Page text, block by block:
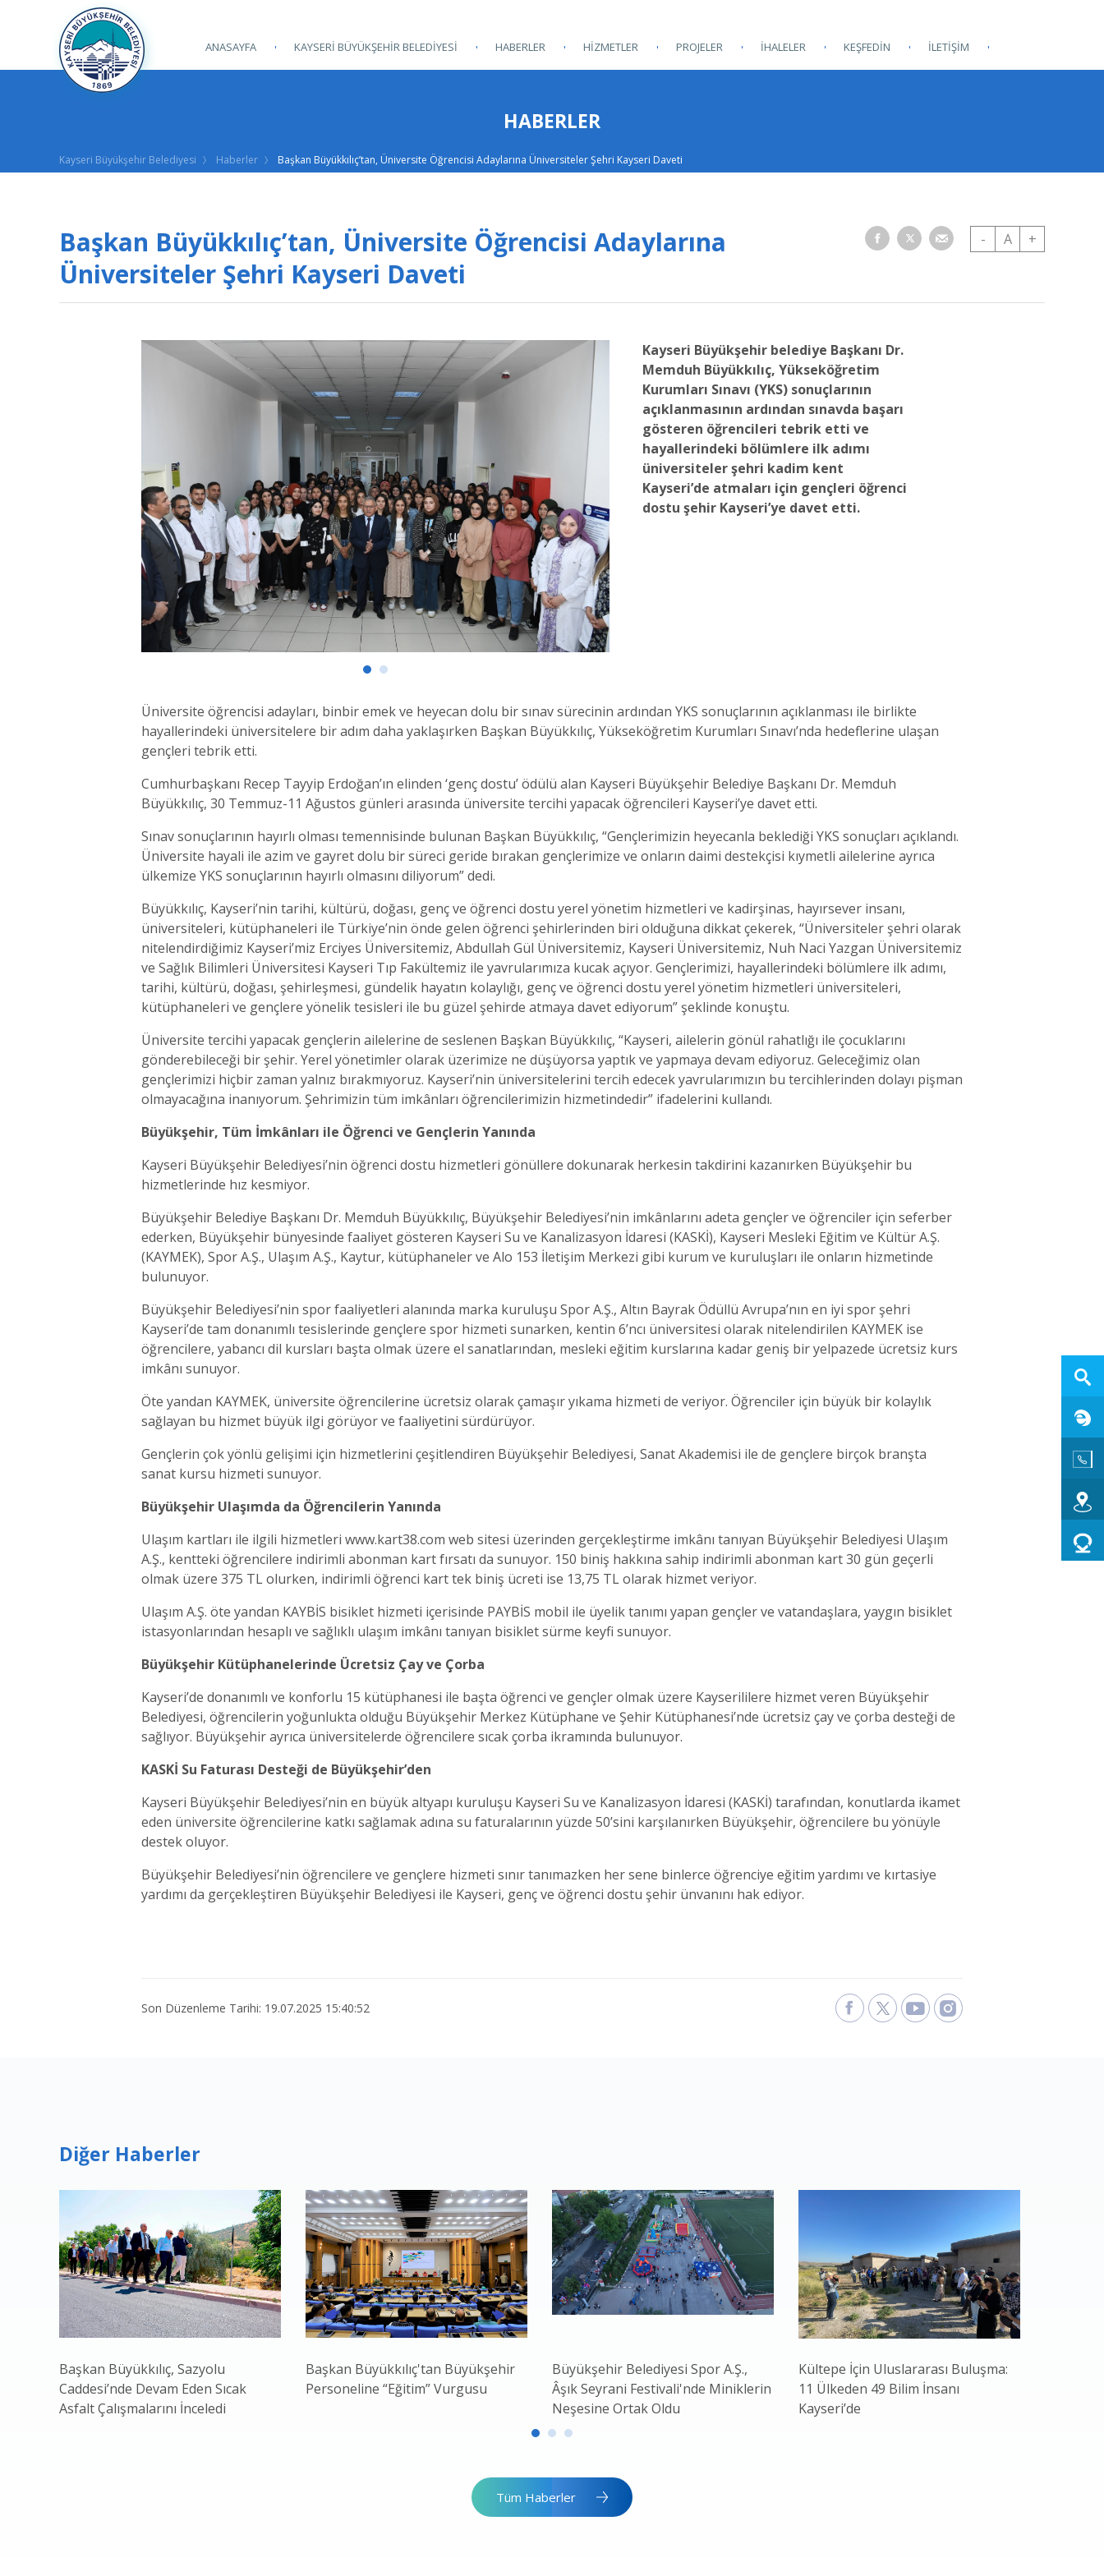
ANASAYFA KAYSERİ BÜYÜKŞEHİR BELEDİYESİ HABERLER HİZMETLER PROJELER İHALELER KEŞFEDİN İLETİŞİM
HABERLER
Kayseri Büyükşehir Belediyesi Haberler Başkan Büyükkılıç’tan, Üniversite Öğrencisi Adaylarına Üniversiteler Şehri Kayseri Daveti
Başkan Büyükkılıç’tan, Üniversite Öğrencisi Adaylarına
Üniversiteler Şehri Kayseri Daveti
- A +
Kayseri Büyükşehir belediye Başkanı Dr.
Memduh Büyükkılıç, Yükseköğretim
Kurumları Sınavı (YKS) sonuçlarının
açıklanmasının ardından sınavda başarı
gösteren öğrencileri tebrik etti ve
hayallerindeki bölümlere ilk adımı
üniversiteler şehri kadim kent
Kayseri’de atmaları için gençleri öğrenci
dostu şehir Kayseri’ye davet etti.
Üniversite öğrencisi adayları, binbir emek ve heyecan dolu bir sınav sürecinin ardından YKS sonuçlarının açıklanması ile birlikte
hayallerindeki üniversitelere bir adım daha yaklaşırken Başkan Büyükkılıç, Yükseköğretim Kurumları Sınavı’nda hedeflerine ulaşan
gençleri tebrik etti.
Cumhurbaşkanı Recep Tayyip Erdoğan’ın elinden ‘genç dostu’ ödülü alan Kayseri Büyükşehir Belediye Başkanı Dr. Memduh
Büyükkılıç, 30 Temmuz-11 Ağustos günleri arasında üniversite tercihi yapacak öğrencileri Kayseri’ye davet etti.
Sınav sonuçlarının hayırlı olması temennisinde bulunan Başkan Büyükkılıç, “Gençlerimizin heyecanla beklediği YKS sonuçları açıklandı.
Üniversite hayali ile azim ve gayret dolu bir süreci geride bırakan gençlerimize ve onların daimi destekçisi kıymetli ailelerine ayrıca
ülkemize YKS sonuçlarının hayırlı olmasını diliyorum” dedi.
Büyükkılıç, Kayseri’nin tarihi, kültürü, doğası, genç ve öğrenci dostu yerel yönetim hizmetleri ve kadirşinas, hayırsever insanı,
üniversiteleri, kütüphaneleri ile Türkiye’nin önde gelen öğrenci şehirlerinden biri olduğuna dikkat çekerek, “Üniversiteler şehri olarak
nitelendirdiğimiz Kayseri’miz Erciyes Üniversitemiz, Abdullah Gül Üniversitemiz, Kayseri Üniversitemiz, Nuh Naci Yazgan Üniversitemiz
ve Sağlık Bilimleri Üniversitesi Kayseri Tıp Fakültemiz ile yavrularımıza kucak açıyor. Gençlerimizi, hayallerindeki bölümlere ilk adımı,
tarihi, kültürü, doğası, şehirleşmesi, gündelik hayatın kolaylığı, genç ve öğrenci dostu yerel yönetim hizmetleri üniversiteleri,
kütüphaneleri ve gençlere yönelik tesisleri ile bu güzel şehirde atmaya davet ediyorum” şeklinde konuştu.
Üniversite tercihi yapacak gençlerin ailelerine de seslenen Başkan Büyükkılıç, “Kayseri, ailelerin gönül rahatlığı ile çocuklarını
gönderebileceği bir şehir. Yerel yönetimler olarak üzerimize ne düşüyorsa yaptık ve yapmaya devam ediyoruz. Geleceğimiz olan
gençlerimizi hiçbir zaman yalnız bırakmıyoruz. Kayseri’nin üniversitelerini tercih edecek yavrularımızın bu tercihlerinden dolayı pişman
olmayacağına inanıyorum. Şehrimizin tüm imkânları öğrencilerimizin hizmetindedir” ifadelerini kullandı.
Büyükşehir, Tüm İmkânları ile Öğrenci ve Gençlerin Yanında
Kayseri Büyükşehir Belediyesi’nin öğrenci dostu hizmetleri gönüllere dokunarak herkesin takdirini kazanırken Büyükşehir bu
hizmetlerinde hız kesmiyor.
Büyükşehir Belediye Başkanı Dr. Memduh Büyükkılıç, Büyükşehir Belediyesi’nin imkânlarını adeta gençler ve öğrenciler için seferber
ederken, Büyükşehir bünyesinde faaliyet gösteren Kayseri Su ve Kanalizasyon İdaresi (KASKİ), Kayseri Mesleki Eğitim ve Kültür A.Ş.
(KAYMEK), Spor A.Ş., Ulaşım A.Ş., Kaytur, kütüphaneler ve Alo 153 İletişim Merkezi gibi kurum ve kuruluşları ile onların hizmetinde
bulunuyor.
Büyükşehir Belediyesi’nin spor faaliyetleri alanında marka kuruluşu Spor A.Ş., Altın Bayrak Ödüllü Avrupa’nın en iyi spor şehri
Kayseri’de tam donanımlı tesislerinde gençlere spor hizmeti sunarken, kentin 6’ncı üniversitesi olarak nitelendirilen KAYMEK ise
öğrencilere, yabancı dil kursları başta olmak üzere el sanatlarından, mesleki eğitim kurslarına kadar geniş bir yelpazede ücretsiz kurs
imkânı sunuyor.
Öte yandan KAYMEK, üniversite öğrencilerine ücretsiz olarak çamaşır yıkama hizmeti de veriyor. Öğrenciler için büyük bir kolaylık
sağlayan bu hizmet büyük ilgi görüyor ve faaliyetini sürdürüyor.
Gençlerin çok yönlü gelişimi için hizmetlerini çeşitlendiren Büyükşehir Belediyesi, Sanat Akademisi ile de gençlere birçok branşta
sanat kursu hizmeti sunuyor.
Büyükşehir Ulaşımda da Öğrencilerin Yanında
Ulaşım kartları ile ilgili hizmetleri www.kart38.com web sitesi üzerinden gerçekleştirme imkânı tanıyan Büyükşehir Belediyesi Ulaşım
A.Ş., kentteki öğrencilere indirimli abonman kart fırsatı da sunuyor. 150 biniş hakkına sahip indirimli abonman kart 30 gün geçerli
olmak üzere 375 TL olurken, indirimli öğrenci kart tek biniş ücreti ise 13,75 TL olarak hizmet veriyor.
Ulaşım A.Ş. öte yandan KAYBİS bisiklet hizmeti içerisinde PAYBİS mobil ile üyelik tanımı yapan gençler ve vatandaşlara, yaygın bisiklet
istasyonlarından hesaplı ve sağlıklı ulaşım imkânı tanıyan bisiklet sürme keyfi sunuyor.
Büyükşehir Kütüphanelerinde Ücretsiz Çay ve Çorba
Kayseri’de donanımlı ve konforlu 15 kütüphanesi ile başta öğrenci ve gençler olmak üzere Kayserililere hizmet veren Büyükşehir
Belediyesi, öğrencilerin yoğunlukta olduğu Büyükşehir Merkez Kütüphane ve Şehir Kütüphanesi’nde ücretsiz çay ve çorba desteği de
sağlıyor. Büyükşehir ayrıca üniversitelerde öğrencilere sıcak çorba ikramında bulunuyor.
KASKİ Su Faturası Desteği de Büyükşehir’den
Kayseri Büyükşehir Belediyesi’nin en büyük altyapı kuruluşu Kayseri Su ve Kanalizasyon İdaresi (KASKİ) tarafından, konutlarda ikamet
eden üniversite öğrencilerine katkı sağlamak adına su faturalarının yüzde 50’sini karşılanırken Büyükşehir, öğrencilere bu yönüyle
destek oluyor.
Büyükşehir Belediyesi’nin öğrencilere ve gençlere hizmeti sınır tanımazken her sene binlerce öğrenciye eğitim yardımı ve kırtasiye
yardımı da gerçekleştiren Büyükşehir Belediyesi ile Kayseri, genç ve öğrenci dostu şehir ünvanını hak ediyor.
Son Düzenleme Tarihi: 19.07.2025 15:40:52
Diğer Haberler
Başkan Büyükkılıç, Sazyolu
Caddesi’nde Devam Eden Sıcak
Asfalt Çalışmalarını İnceledi
Başkan Büyükkılıç'tan Büyükşehir
Personeline “Eğitim” Vurgusu
Büyükşehir Belediyesi Spor A.Ş.,
Âşık Seyrani Festivali'nde Miniklerin
Neşesine Ortak Oldu
Kültepe İçin Uluslararası Buluşma:
11 Ülkeden 49 Bilim İnsanı
Kayseri’de
Tüm Haberler